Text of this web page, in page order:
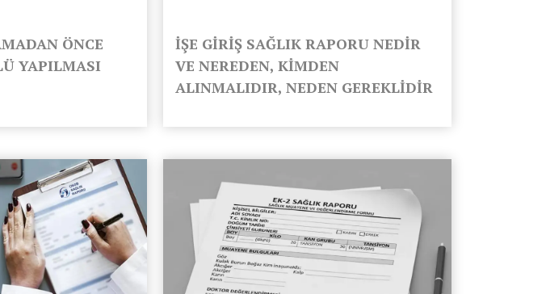
ÖNCE
YAPILMASI
İŞE GİRİŞ SAĞLIK RAPORU NEDİR
VE NEREDEN, KİMDEN
ALINMALIDIR, NEDEN GEREKLİDİR